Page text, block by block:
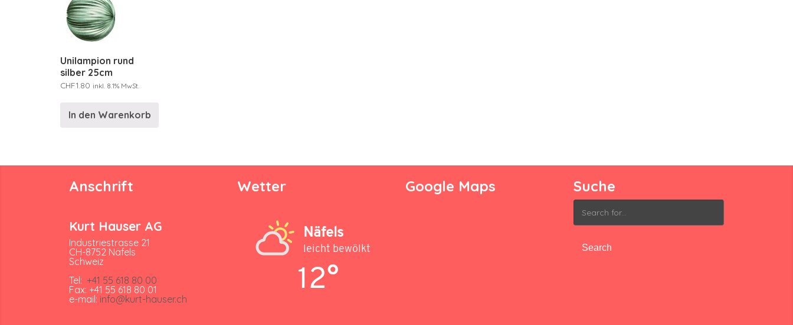
Unilampion rund
silber 25cm
CHF1.80 inkl. 8.1% MwSt.
In den Warenkorb
Anschrift
Kurt Hauser AG
Industriestrasse 21
CH-8752 Näfels
Schweiz
Tel: +41 55 618 80 00
Fax: +41 55 618 80 01
e-mail: info@kurt-hauser.ch
Wetter
Näfels
leicht bewölkt
12°
Google Maps Suche
Search
for: